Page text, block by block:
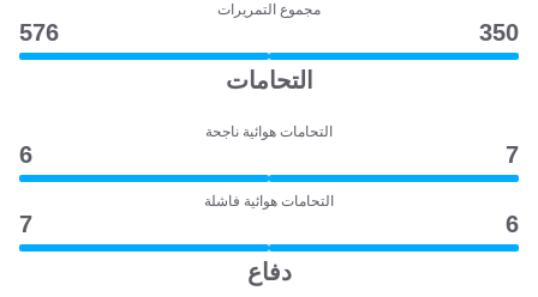
مجموع التمريرات
350
576
التحامات
التحامات هوائية ناجحة
7
6
التحامات هوائية فاشلة
6
7
دفاع